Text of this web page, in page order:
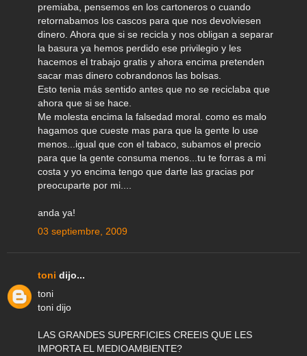
premiaba, pensemos en los cartoneros o cuando
retornabamos los cascos para que nos devolviesen
dinero. Ahora que si se recicla y nos obligan a separar
la basura ya hemos perdido ese privilegio y les
hacemos el trabajo gratis y ahora encima pretenden
sacar mas dinero cobrandonos las bolsas.
Esto tenia más sentido antes que no se reciclaba que
ahora que si se hace.
Me molesta encima la falsedad moral. como es malo
hagamos que cueste mas para que la gente lo use
menos...igual que con el tabaco, subamos el precio
para que la gente consuma menos...tu te forras a mi
costa y yo encima tengo que darte las gracias por
preocuparte por mi....
anda ya!
03 septiembre, 2009
toni dijo...
toni
toni dijo
LAS GRANDES SUPERFICIES CREEIS QUE LES
IMPORTA EL MEDIOAMBIENTE?